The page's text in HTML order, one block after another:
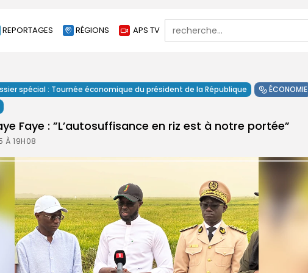
REPORTAGES RÉGIONS APS TV
Search
for:
spécial : Tournée économique du président de la République
ÉCONOMIE
Faye : ”L’autosuffisance en riz est à notre portée”
À 19H08